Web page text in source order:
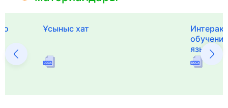
Ұсыныс хат
языка и